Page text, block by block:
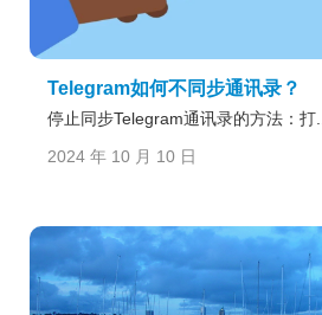
Telegram如何不同步通讯录？
停止同步Telegram通讯录的方法：打...
2024 年 10 月 10 日